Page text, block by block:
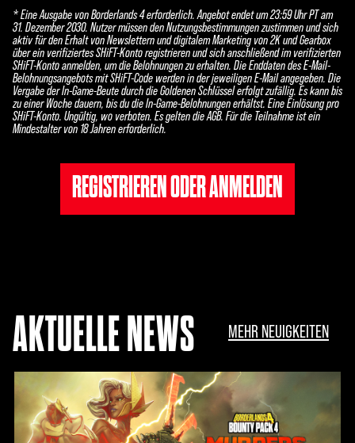
* Eine Ausgabe von Borderlands 4 erforderlich. Angebot endet um 23:59 Uhr PT am
31. Dezember 2030. Nutzer müssen den Nutzungsbestimmungen zustimmen und sich
aktiv für den Erhalt von Newslettern und digitalem Marketing von 2K und Gearbox
über ein verifiziertes SHiFT-Konto registrieren und sich anschließend im verifizierten
SHiFT-Konto anmelden, um die Belohnungen zu erhalten. Die Enddaten des E-Mail-
Belohnungsangebots mit SHiFT-Code werden in der jeweiligen E-Mail angegeben. Die
Vergabe der In-Game-Beute durch die Goldenen Schlüssel erfolgt zufällig. Es kann bis
zu einer Woche dauern, bis du die In-Game-Belohnungen erhältst. Eine Einlösung pro
SHiFT-Konto. Ungültig, wo verboten. Es gelten die AGB. Für die Teilnahme ist ein
Mindestalter von 18 Jahren erforderlich.
REGISTRIEREN ODER ANMELDEN
AKTUELLE NEWS MEHR NEUIGKEITEN